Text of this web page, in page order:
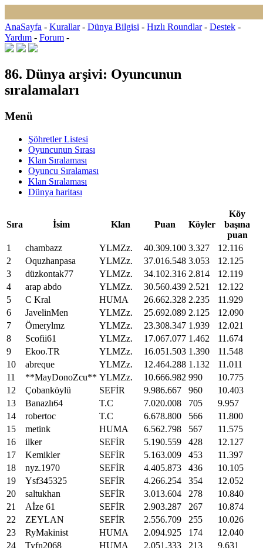
AnaSayfa - Kurallar - Dünya Bilgisi - Hızlı Roundlar - Destek -
Yardım - Forum -
86. Dünya arşivi: Oyuncunun
sıralamaları
Menü
Şöhretler Listesi
Oyuncunun Sırası
Klan Sıralaması
Oyuncu Sıralaması
Klan Sıralaması
Dünya haritası
Sıra İsim Klan Puan Köyler
Köy
başına
puan
1
chambazz YLMZz. 40.309.100 3.327 12.116
2
Oquzhanpasa YLMZz. 37.016.548 3.053 12.125
3
düzkontak77 YLMZz. 34.102.316 2.814 12.119
4
arap abdo YLMZz. 30.560.439 2.521 12.122
5
C Kral HUMA 26.662.328 2.235 11 .929
6
JavelinMen YLMZz. 25.692.089 2.125 12.090
7
Ömerylmz YLMZz. 23.308.347 1 .939 12.021
8
Scofii61 YLMZz. 17.067.077 1 .462 11 .674
9
Ekoo.TR YLMZz. 16.051 .503 1 .390 11 .548
10
abreque YLMZz. 12.464.288 1 .132 11 .011
11
**MayDonoZcu** YLMZz. 10.666.982 990 10.775
12
Çobanköylü SEFİR 9.986.667 960 10.403
13
Banazlı64 T.C 7.020.008 705 9.957
14
robertoc T.C 6.678.800 566 11 .800
15
metink HUMA 6.562.798 567 11 .575
16
ilker SEFİR 5.190.559 428 12.127
17
Kemikler SEFİR 5.163.009 453 11 .397
18
nyz.1970 SEFİR 4.405.873 436 10.105
19
Ysf345325 SEFİR 4.266.254 354 12.052
20
saltukhan SEFİR 3.013.604 278 10.840
21
Aİze 61 SEFİR 2.903.287 267 10.874
22
ZEYLAN SEFİR 2.556.709 255 10.026
23
RyMakinist HUMA 2.094.925 174 12.040
24
Tyfn2068 HUMA 2.051 .333 213 9.631